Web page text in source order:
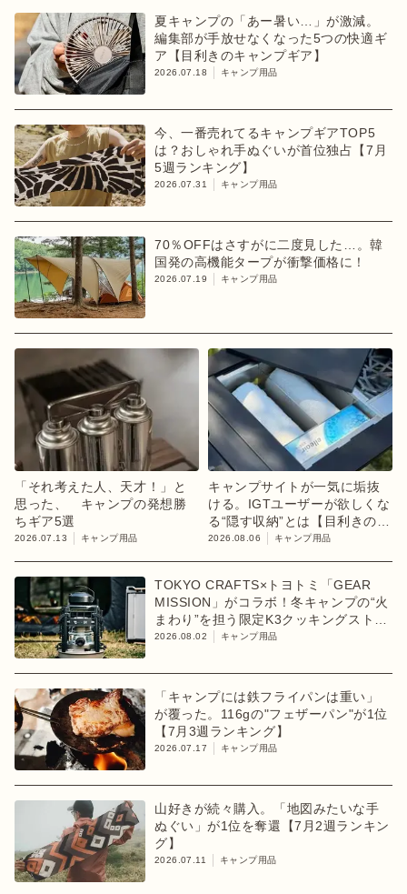
夏キャンプの「あー暑い…」が激減。
編集部が手放せなくなった5つの快適ギ
ア【目利きのキャンプギア】
2026.07.18 キャンプ用品
今、一番売れてるキャンプギアTOP5
は？おしゃれ手ぬぐいが首位独占【7月
5週ランキング】
2026.07.31 キャンプ用品
70％OFFはさすがに二度見した…。韓
国発の高機能タープが衝撃価格に！
2026.07.19 キャンプ用品
「それ考えた人、天才！」と
思った、 キャンプの発想勝
ちギア5選
2026.07.13 キャンプ用品
キャンプサイトが一気に垢抜
ける。IGTユーザーが欲しくな
る“隠す収納”とは【目利きのキ
ャンプギア】
2026.08.06 キャンプ用品
TOKYO CRAFTS×トヨトミ「GEAR
MISSION」がコラボ！冬キャンプの“火
まわり”を担う限定K3クッキングストー
ブが登場
2026.08.02 キャンプ用品
「キャンプには鉄フライパンは重い」
が覆った。116gの"フェザーパン"が1位
【7月3週ランキング】
2026.07.17 キャンプ用品
山好きが続々購入。「地図みたいな手
ぬぐい」が1位を奪還【7月2週ランキン
グ】
2026.07.11 キャンプ用品